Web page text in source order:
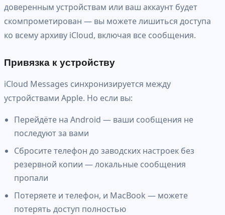
доверенным устройствам или ваш аккаунт будет
скомпрометирован — вы можете лишиться доступа
ко всему архиву iCloud, включая все сообщения.
Привязка к устройству
iCloud Messages синхронизируется между
устройствами Apple. Но если вы:
Перейдёте на Android — ваши сообщения не
последуют за вами
Сбросите телефон до заводских настроек без
резервной копии — локальные сообщения
пропали
Потеряете и телефон, и MacBook — можете
потерять доступ полностью